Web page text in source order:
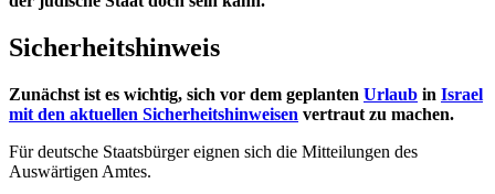
Sicherheitshinweis
Zunächst ist es wichtig, sich vor dem geplanten Urlaub in Israel
mit den aktuellen Sicherheitshinweisen vertraut zu machen.
Für deutsche Staatsbürger eignen sich die Mitteilungen des
Auswärtigen Amtes.